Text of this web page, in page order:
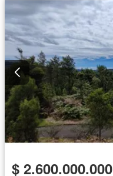
$ 2.600.000.000